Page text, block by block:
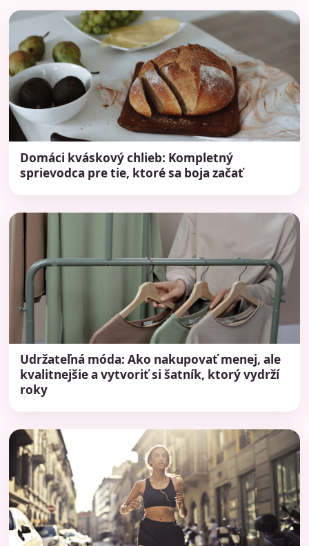
Domáci kváskový chlieb: Kompletný
sprievodca pre tie, ktoré sa boja začať
Udržateľná móda: Ako nakupovať menej, ale
kvalitnejšie a vytvoriť si šatník, ktorý vydrží
roky